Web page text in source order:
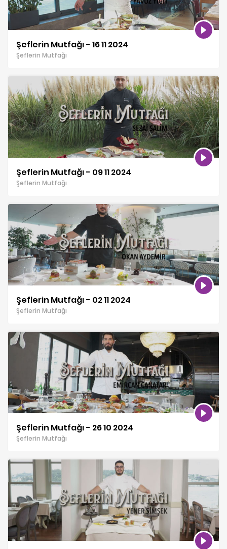
Şeflerin Mutfağı - 16 11 2024
Şeflerin Mutfağı
Şeflerin Mutfağı - 09 11 2024
Şeflerin Mutfağı
Şeflerin Mutfağı - 02 11 2024
Şeflerin Mutfağı
Şeflerin Mutfağı - 26 10 2024
Şeflerin Mutfağı